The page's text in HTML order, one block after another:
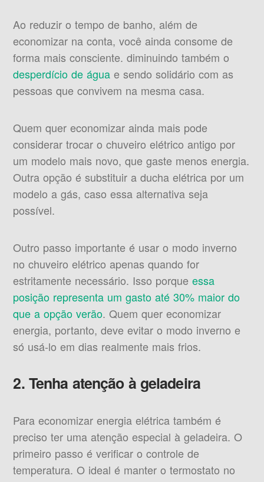
Ao reduzir o tempo de banho, além de
economizar na conta, você ainda consome de
forma mais consciente. diminuindo também o
desperdício de água e sendo solidário com as
pessoas que convivem na mesma casa.
Quem quer economizar ainda mais pode
considerar trocar o chuveiro elétrico antigo por
um modelo mais novo, que gaste menos energia.
Outra opção é substituir a ducha elétrica por um
modelo a gás, caso essa alternativa seja
possível.
Outro passo importante é usar o modo inverno
no chuveiro elétrico apenas quando for
estritamente necessário. Isso porqueessa
posição representa um gasto até 30% maior do
que a opção verão. Quem quer economizar
energia, portanto, deve evitar o modo inverno e
só usá-lo em dias realmente mais frios.
2. Tenha atenção à geladeira
Para economizar energia elétrica também é
preciso ter uma atenção especial à geladeira. O
primeiro passo é verificar o controle de
temperatura. O ideal é manter o termostato no